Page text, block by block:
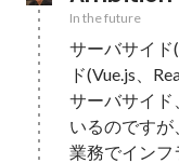
In the future
サーバサイド
ド(Vue.js、
サーバサイド
いるのですが
業務でインフ